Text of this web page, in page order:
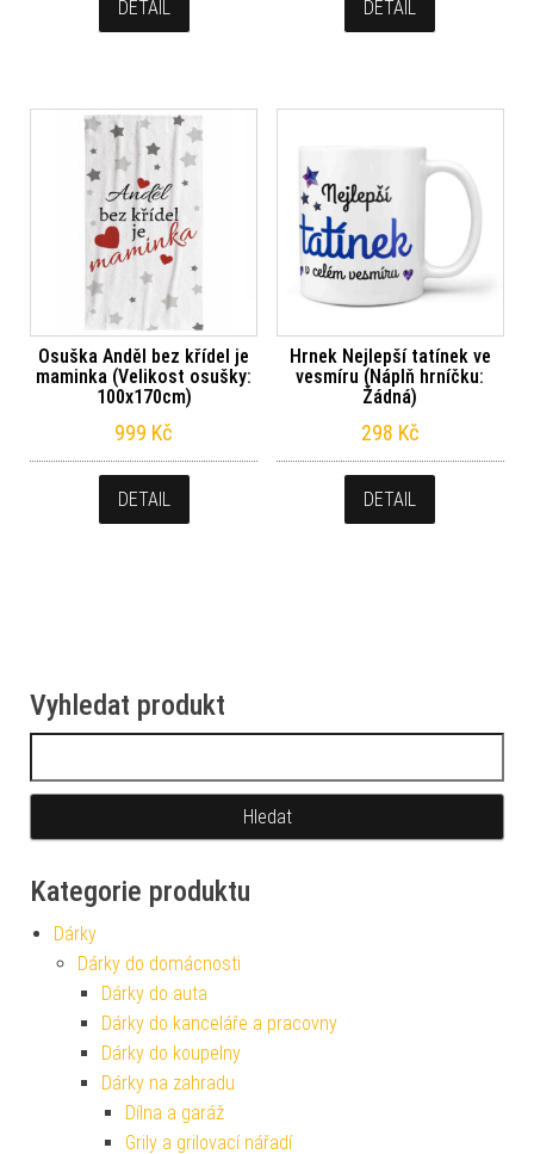
DETAIL DETAIL
Osuška Anděl bez křídel je
maminka (Velikost osušky:
100x170cm)
999 Kč
DETAIL
Hrnek Nejlepší tatínek ve
vesmíru (Náplň hrníčku:
Žádná)
298 Kč
DETAIL
Vyhledat produkt
Kategorie produktu
Dárky
Dárky do domácnosti
Dárky do auta
Dárky do kanceláře a pracovny
Dárky do koupelny
Dárky na zahradu
Dílna a garáž
Grily a grilovací nářadí